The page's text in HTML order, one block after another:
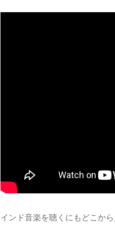
インド音楽を聴くにもどこか